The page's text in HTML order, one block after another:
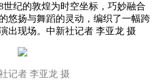
纪的敦煌为时空坐标，巧妙融合
悠扬与舞蹈的灵动，编织了一幅跨
出现场。中新社记者 李亚龙 摄
记者 李亚龙 摄